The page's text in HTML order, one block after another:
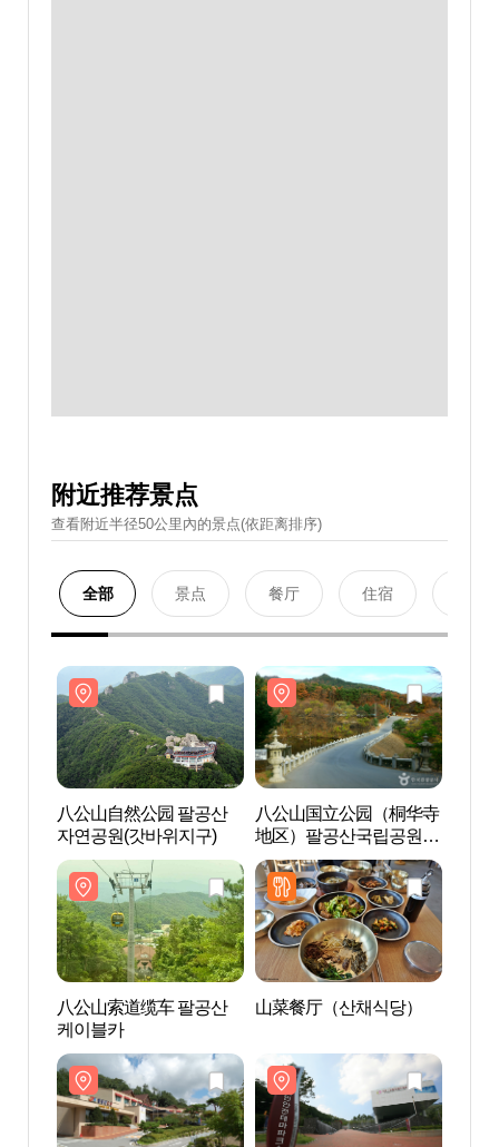
附近推荐景点
查看附近半径50公里內的景点(依距离排序)
全部 景点 餐厅 住宿
八公山自然公园 팔공산
자연공원(갓바위지구)
八公山国立公园（桐华寺
地区）팔공산국립공원
(동화사지구)
八公山索道缆车 팔공산
케이블카
山菜餐厅（산채식당）